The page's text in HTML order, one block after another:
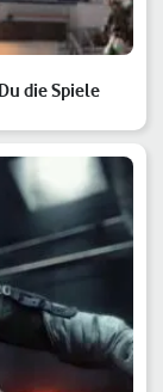
die Spiele